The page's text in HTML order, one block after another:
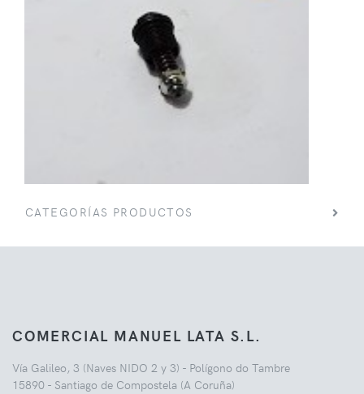
CATEGORÍAS PRODUCTOS
COMERCIAL MANUEL LATA S.L.
Vía Galileo, 3 (Naves NIDO 2 y 3) - Polígono do Tambre
15890 - Santiago de Compostela (A Coruña)